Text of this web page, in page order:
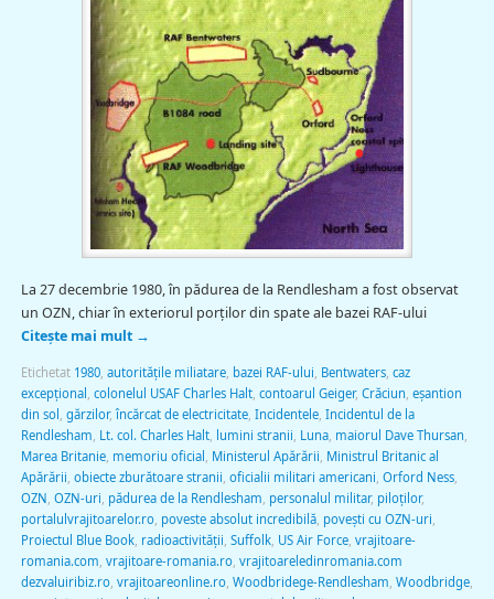
La 27 decembrie 1980, în pădurea de la Rendlesham a fost observat
un OZN, chiar în exteriorul porţilor din spate ale bazei RAF-ului
Citește mai mult →
Etichetat 1980, autorităţile miliatare, bazei RAF-ului Bentwaters, caz
excepţional colonelul USAF Charles Halt, contoarul Geiger, Crăciun eşantion
din sol gărzilor,încărcat de electricitate, Incidentele, Incidentul de la
Rendlesham Lt. col. Charles Halt, lumini stranii Luna, maiorul Dave Thursan
Marea Britanie, memoriu oficial Ministerul Apărării Ministrul Britanic al
Apărării obiecte zburătoare stranii oficialii militari americani Orford Ness,
OZN OZN-uri pădurea de la Rendlesham personalul militar, piloţilor,
portalulvrajitoarelor.ro, poveste absolut incredibilă, poveşti cu OZN-uri
Proiectul Blue Book, radioactivităţii Suffolk, US Air Force, vrajitoare-
romania.com vrajitoare-romania.ro, vrajitoareledinromania.com
dezvaluiribiz.ro, vrajitoareonline.ro, Woodbridege-Rendlesham Woodbridge,